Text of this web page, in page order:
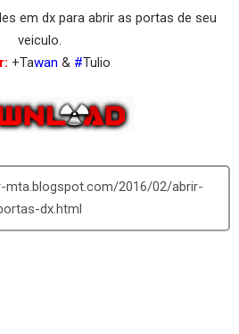
em dx para abrir as portas de seu
veiculo.
+Tawan & #Tulio
mta.blogspot.com/2016/02/abrir-
dx.html